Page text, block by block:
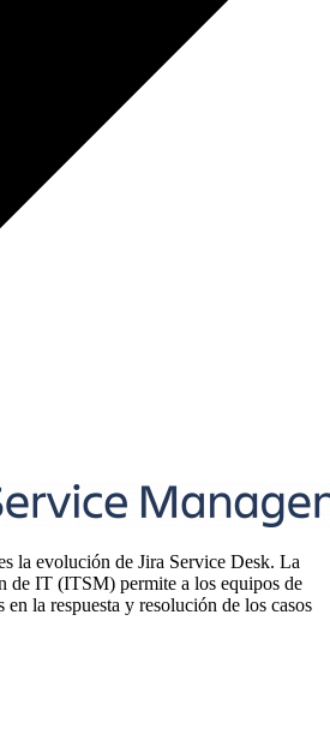
la evolución de Jira Service Desk. La
de IT (ITSM) permite a los equipos de
en la respuesta y resolución de los casos